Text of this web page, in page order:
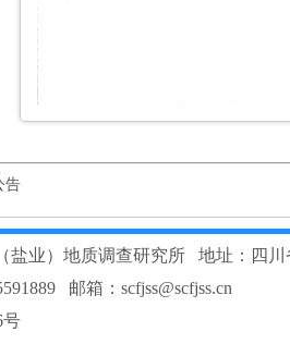
告
盐业）地质调查研究所 地址：四
邮箱：scfjss@scfjss.cn
号